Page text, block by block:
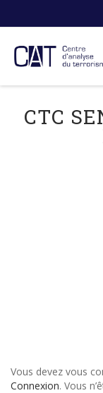
content
CTC
Vous devez vous
Connexion. Vous